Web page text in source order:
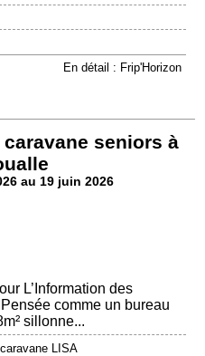
En détail : Frip'Horizon
caravane seniors à
au 19 juin 2026
L’Information des
comme un bureau
sillonne...
caravane LISA